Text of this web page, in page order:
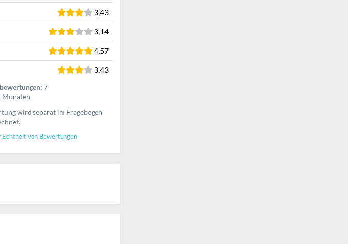
3,43
3,14
4,57
3,43
7
Monaten
wird separat im Fragebogen
Echtheit von Bewertungen